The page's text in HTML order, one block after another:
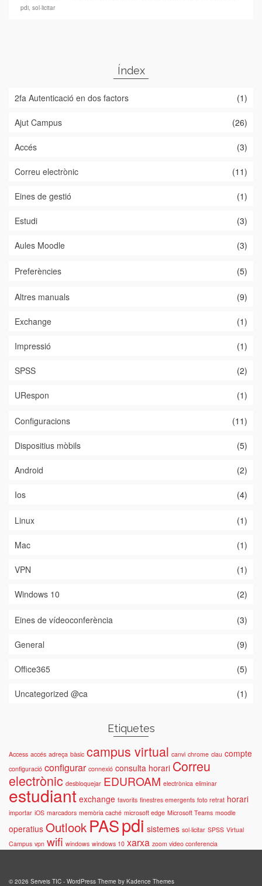
pdi, sol·licitar
Índex
2fa Autenticació en dos factors (1)
Ajut Campus (26)
Accés (3)
Correu electrònic (11)
Eines de gestió (1)
Estudi (3)
Aules Moodle (3)
Preferències (5)
Altres manuals (9)
Exchange (1)
Impressió (1)
SPSS (2)
URespon (1)
Configuracions (11)
Dispositius mòbils (5)
Android (2)
Ios (4)
Linux (1)
Mac (1)
VPN (1)
Windows 10 (2)
Eines de vídeoconferència (3)
General (9)
Office365 (5)
Uncategorized @ca (1)
Etiquetes
Access accés adreça bàsic campus virtual canvi chrome clau compte
configuració configurar connexió consulta horari Correu
electrònic desbloquejar EDUROAM electrònica eliminar
estudiant exchange favorits finestres emergents foto retrat horari
importar iOS marcadors memòria caché microsoft edge Microsoft Teams moodle
operatius Outlook PASpdi sistemes sol·licitar SPSS Virtual
Campus vpn wifi windows windows 10 xarxa zoom video conferencia
© 2026 Serveis TIC - WordPress Theme by Kadence Themes